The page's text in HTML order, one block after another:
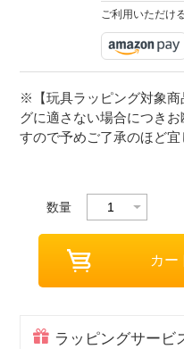
ご利用いただけ
※【玩具ラッピング対象商
グに適さない場合につき
すので予めご了承のほど宜
数量
ラッピングサービ